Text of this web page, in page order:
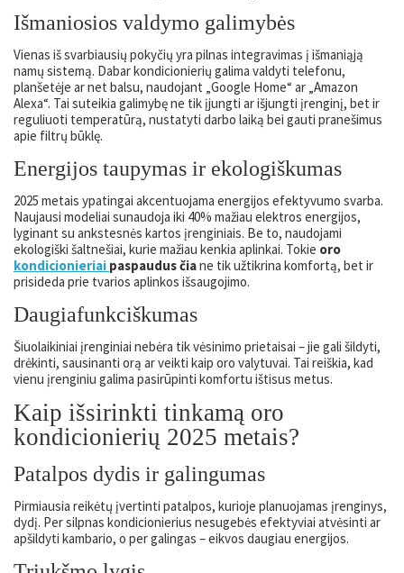
Išmaniosios valdymo galimybės
Vienas iš svarbiausių pokyčių yra pilnas integravimas į išmaniąją
namų sistemą. Dabar kondicionierių galima valdyti telefonu,
planšetėje ar net balsu, naudojant „Google Home“ ar „Amazon
Alexa“. Tai suteikia galimybę ne tik įjungti ar išjungti įrenginį, bet ir
reguliuoti temperatūrą, nustatyti darbo laiką bei gauti pranešimus
apie filtrų būklę.
Energijos taupymas ir ekologiškumas
2025 metais ypatingai akcentuojama energijos efektyvumo svarba.
Naujausi modeliai sunaudoja iki 40% mažiau elektros energijos,
lyginant su ankstesnės kartos įrenginiais. Be to, naudojami
ekologiški šaltnešiai, kurie mažiau kenkia aplinkai. Tokie oro
kondicionieriai paspaudus čiane tik užtikrina komfortą, bet ir
prisideda prie tvarios aplinkos išsaugojimo.
Daugiafunkciškumas
Šiuolaikiniai įrenginiai nebėra tik vėsinimo prietaisai – jie gali šildyti,
drėkinti, sausinanti orą ar veikti kaip oro valytuvai. Tai reiškia, kad
vienu įrenginiu galima pasirūpinti komfortu ištisus metus.
Kaip išsirinkti tinkamą oro
kondicionierių 2025 metais?
Patalpos dydis ir galingumas
Pirmiausia reikėtų įvertinti patalpos, kurioje planuojamas įrenginys,
dydį. Per silpnas kondicionierius nesugebės efektyviai atvėsinti ar
apšildyti kambario, o per galingas – eikvos daugiau energijos.